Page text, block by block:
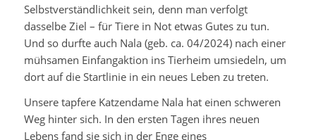
Selbstverständlichkeit sein, denn man verfolgt
dasselbe Ziel – für Tiere in Not etwas Gutes zu tun.
Und so durfte auch Nala (geb. ca. 04/2024) nach einer
mühsamen Einfangaktion ins Tierheim umsiedeln, um
dort auf die Startlinie in ein neues Leben zu treten.
Unsere tapfere Katzendame Nala hat einen schweren
Weg hinter sich. In den ersten Tagen ihres neuen
Lebens fand sie sich in der Enge eines